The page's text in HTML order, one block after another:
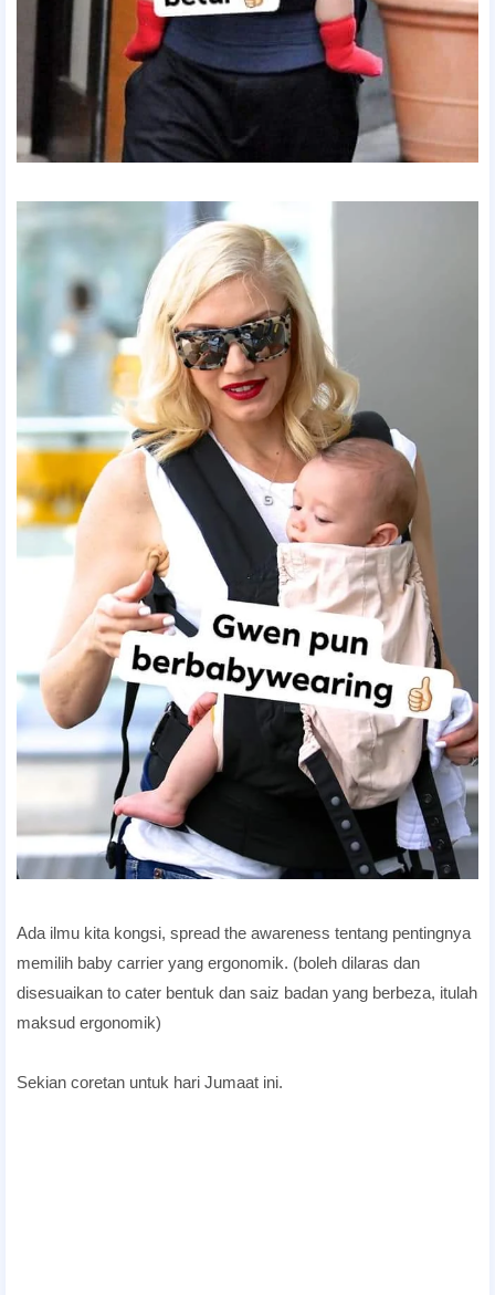
Ada ilmu kita kongsi, spread the awareness tentang pentingnya
memilih baby carrier yang ergonomik. (boleh dilaras dan
disesuaikan to cater bentuk dan saiz badan yang berbeza, itulah
maksud ergonomik)
Sekian coretan untuk hari Jumaat ini.